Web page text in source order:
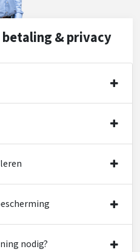
& privacy
nodig?